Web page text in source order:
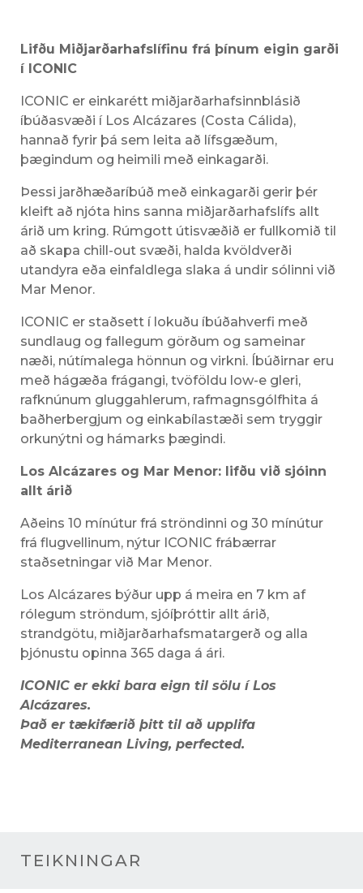
Lifðu Miðjarðarhafslífinu frá þínum eigin garði
í ICONIC
ICONIC er einkarétt miðjarðarhafsinnblásið
íbúðasvæði í Los Alcázares (Costa Cálida),
hannað fyrir þá sem leita að lífsgæðum,
þægindum og heimili með einkagarði.
Þessi jarðhæðaríbúð með einkagarði gerir þér
kleift að njóta hins sanna miðjarðarhafslífs allt
árið um kring. Rúmgott útisvæðið er fullkomið til
að skapa chill-out svæði, halda kvöldverði
utandyra eða einfaldlega slaka á undir sólinni við
Mar Menor.
ICONIC er staðsett í lokuðu íbúðahverfi með
sundlaug og fallegum görðum og sameinar
næði, nútímalega hönnun og virkni. Íbúðirnar eru
með hágæða frágangi, tvöföldu low-e gleri,
rafknúnum gluggahlerum, rafmagnsgólfhita á
baðherbergjum og einkabílastæði sem tryggir
orkunýtni og hámarks þægindi.
Los Alcázares og Mar Menor: lifðu við sjóinn
allt árið
Aðeins 10 mínútur frá ströndinni og 30 mínútur
frá flugvellinum, nýtur ICONIC frábærrar
staðsetningar við Mar Menor.
Los Alcázares býður upp á meira en 7 km af
rólegum ströndum, sjóíþróttir allt árið,
strandgötu, miðjarðarhafsmatargerð og alla
þjónustu opinna 365 daga á ári.
ICONIC er ekki bara eign til sölu í Los
Alcázares.
Það er tækifærið þitt til að upplifa
Mediterranean Living, perfected.
TEIKNINGAR